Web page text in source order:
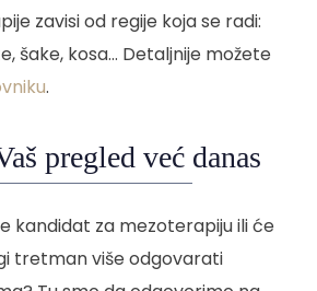
zavisi od regije koja se radi:
šake, kosa… Detaljnije možete
.
pregled već danas
kandidat za mezoterapiju ili će
tretman više odgovarati